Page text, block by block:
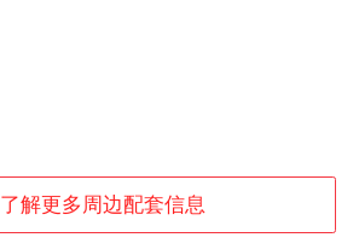
了解更多周边配套信息